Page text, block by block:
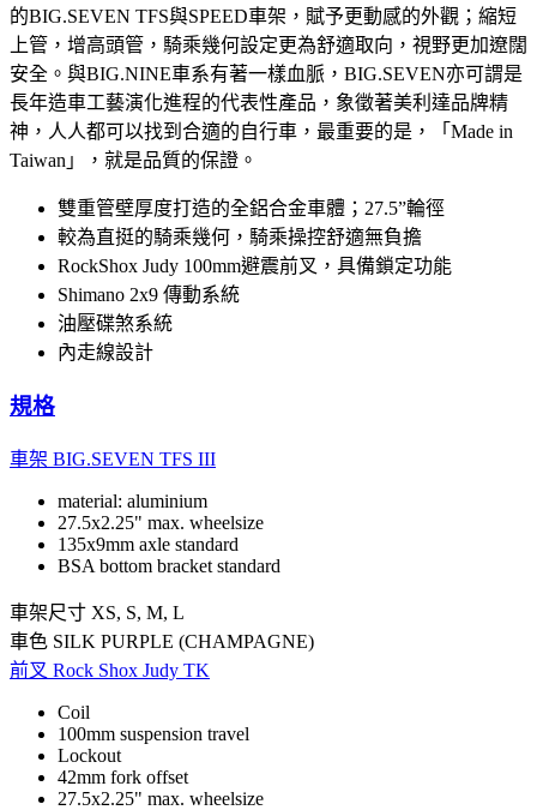
的BIG.SEVEN TFS與SPEED車架，賦予更動感的外觀；縮短
上管，增高頭管，騎乘幾何設定更為舒適取向，視野更加遼闊
安全。與BIG.NINE車系有著一樣血脈，BIG.SEVEN亦可謂是
長年造車工藝演化進程的代表性產品，象徵著美利達品牌精
神，人人都可以找到合適的自行車，最重要的是，「Made in
Taiwan」，就是品質的保證。
雙重管壁厚度打造的全鋁合金車體；27.5”輪徑
較為直挺的騎乘幾何，騎乘操控舒適無負擔
RockShox Judy 100mm避震前叉，具備鎖定功能
Shimano 2x9 傳動系統
油壓碟煞系統
內走線設計
規格
車架 BIG.SEVEN TFS III
material: aluminium
27.5x2.25" max. wheelsize
135x9mm axle standard
BSA bottom bracket standard
車架尺寸 XS, S, M, L
車色 SILK PURPLE (CHAMPAGNE)
前叉 Rock Shox Judy TK
Coil
100mm suspension travel
Lockout
42mm fork offset
27.5x2.25" max. wheelsize